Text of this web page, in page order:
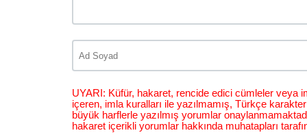
UYARI: Küfür, hakaret, rencide edici cümleler veya
içeren, imla kuralları ile yazılmamış, Türkçe
büyük harflerle yazılmış yorumlar
hakaret içerikli yorumlar hakkında muhatapları